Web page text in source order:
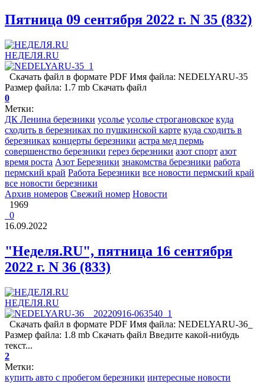
Пятница 09 сентября 2022 г. N 35 (832)
НЕДЕЛЯ.RU
Скачать файл в формате PDF Имя файла: NEDELYARU-35
Размер файла: 1.7 mb Скачать файл
0
Метки:
ДК Ленина березники усолье усолье строгановское куда
сходить в березниках по пушкинской карте куда сходить в
березниках концерты березники астра мед пермь
совершенство березники герез березники азот спорт азот
время роста Азот Березники знакомства березники работа
пермский край Работа Березники все новости пермский край
все новости березники
Архив номеров Свежий номер Новости
1969
0
16.09.2022
"Неделя.RU", пятница 16 сентября
2022 г. N 36 (833)
НЕДЕЛЯ.RU
Скачать файл в формате PDF Имя файла: NEDELYARU-36_
Размер файла: 1.8 mb Скачать файл Введите какой-нибудь
текст...
2
Метки:
купить авто с пробегом березники интересные новости